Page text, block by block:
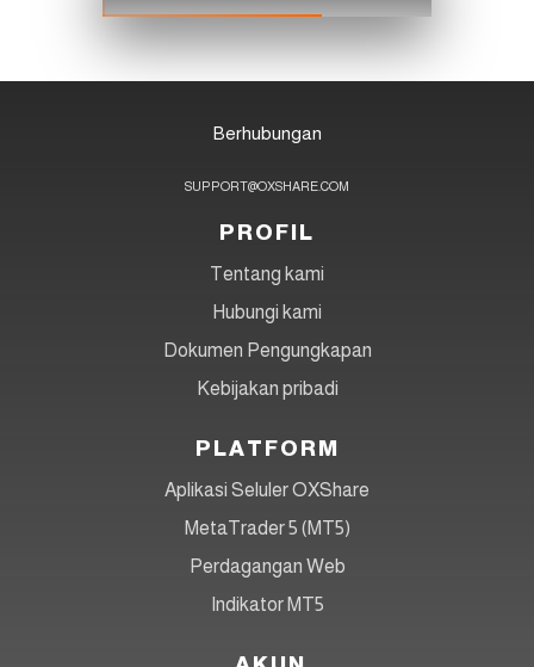
Berhubungan
SUPPORT@OXSHARE.COM
PROFIL
Tentang kami
Hubungi kami
Dokumen Pengungkapan
Kebijakan pribadi
PLATFORM
Aplikasi Seluler OXShare
MetaTrader 5 (MT5)
Perdagangan Web
Indikator MT5